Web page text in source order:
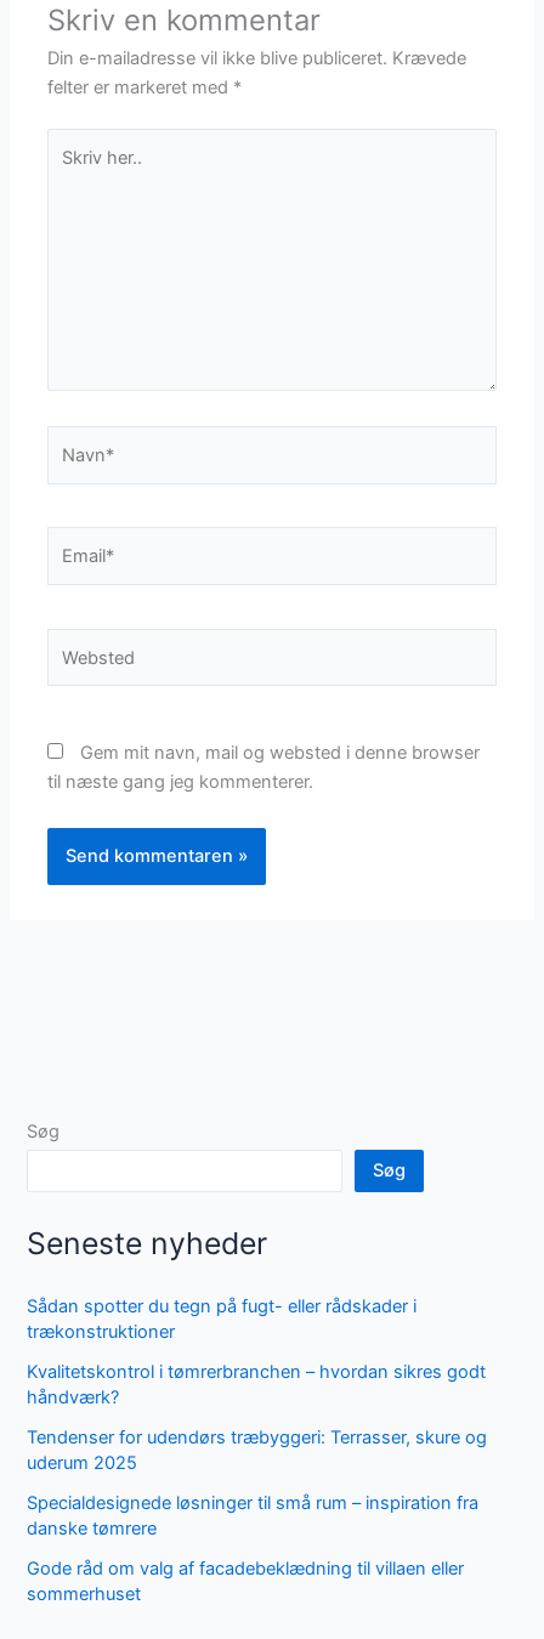
Skriv en kommentar
Din e-mailadresse vil ikke blive publiceret. Krævede
felter er markeret med *
her..
Gem mit navn, mail og websted i denne browser
til næste gang jeg kommenterer.
Søg
Søg
Seneste nyheder
Sådan spotter du tegn på fugt- eller rådskader i
trækonstruktioner
Kvalitetskontrol i tømrerbranchen – hvordan sikres godt
håndværk?
Tendenser for udendørs træbyggeri: Terrasser, skure og
uderum 2025
Specialdesignede løsninger til små rum – inspiration fra
danske tømrere
Gode råd om valg af facadebeklædning til villaen eller
sommerhuset